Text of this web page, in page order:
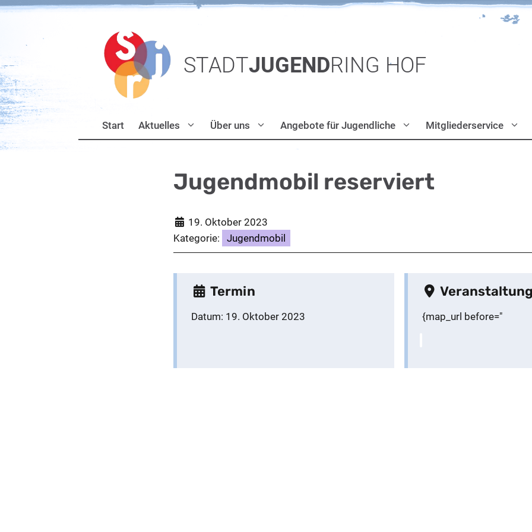
Zum
STADTJUGENDRING HOF
Start Aktuelles Über uns Angebote für Jugendliche Mitgliederservice
Jugendmobil reserviert
19. Oktober 2023
Kategorie:
Jugendmobil
Termin
Datum: 19. Oktober 2023 {map_url before="